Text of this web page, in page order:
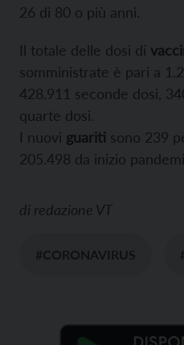
26 di 80 o più anni.
Il totale delle dosi di
somministrate è pari a
428.911 seconde dosi,
quarte dosi.
I nuovi guariti sono 239
205.498 da inizio
di redazione VT
#CORONAVIRUS